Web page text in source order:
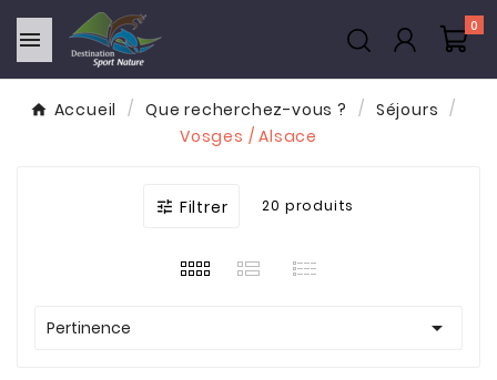

0
Accueil Que recherchez-vous ?
Séjours
Vosges / Alsace
 Filtrer 20 produits
Pertinence 